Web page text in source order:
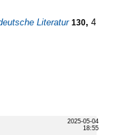
Literatur 130, 4
2025-05-04
18:55